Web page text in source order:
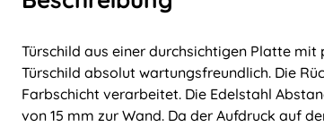
Türschild aus einer durchsichtigen Platte
Türschild absolut wartungsfreundlich. Die
Farbschicht verarbeitet. Die Edelstahl
von 15 mm zur Wand. Da der Aufdruck auf